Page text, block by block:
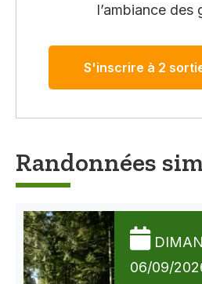
l’ambiance des
S'inscrire à 2
Randonnées
06/09/